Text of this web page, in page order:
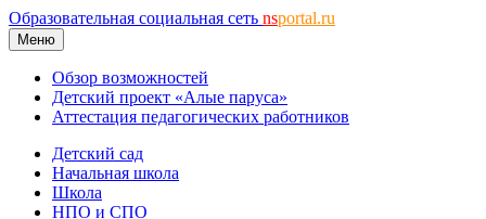
Образовательная социальная сеть nsportal.ru
Меню
Обзор возможностей
Детский проект «Алые паруса»
Аттестация педагогических работников
Детский сад
Начальная школа
Школа
НПО и СПО